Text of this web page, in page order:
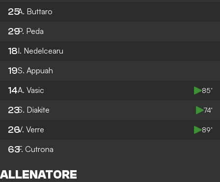
25A. Buttaro
29P. Peda
18I. Nedelcearu
19S. Appuah
14A. Vasic 85’
23S. Diakite 74’
26V. Verre 89’
63F. Cutrona
ALLENATORE